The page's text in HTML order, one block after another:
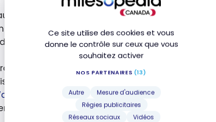
Ce site utilise des cookies et vous
donne le contrôle sur ceux que vous
souhaitez activer
NOS PARTENAIRES (13)
Autre
Mesure d'audience
Régies publicitaires
Réseaux sociaux
Vidéos
en
côté, le programme Aviosde British Airways
ou Dublin, surtout si vous arrivez à
rapidement les meilleures offres en
les disponibilités sur plusieurs dates et
des billets d’avion avec les points
ou
des meilleures trouvailles pour un
voyage en